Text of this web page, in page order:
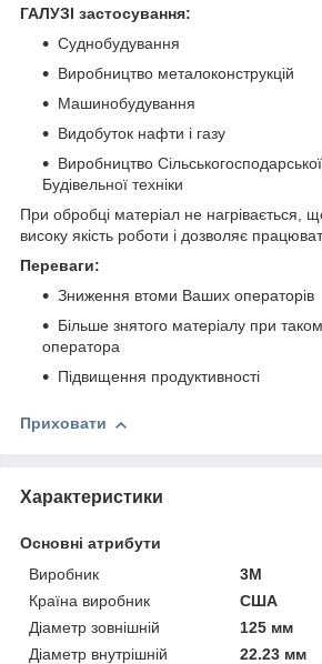
ГАЛУЗІ застосування:
Суднобудування
Виробництво металоконструкцій
Машинобудування
Видобуток нафти і газу
Виробництво
Будівельної техніки
При обробці матеріал не нагрівається,
високу якість роботи і дозволяє
Переваги:
Зниження втоми Ваших операторів
Більше знятого матеріалу при
оператора
Підвищення продуктивності
Приховати
Характеристики
Основні атрибути
Виробник
3М
Країна виробник
США
Діаметр зовнішній
125 мм
Діаметр внутрішній
22.23 мм